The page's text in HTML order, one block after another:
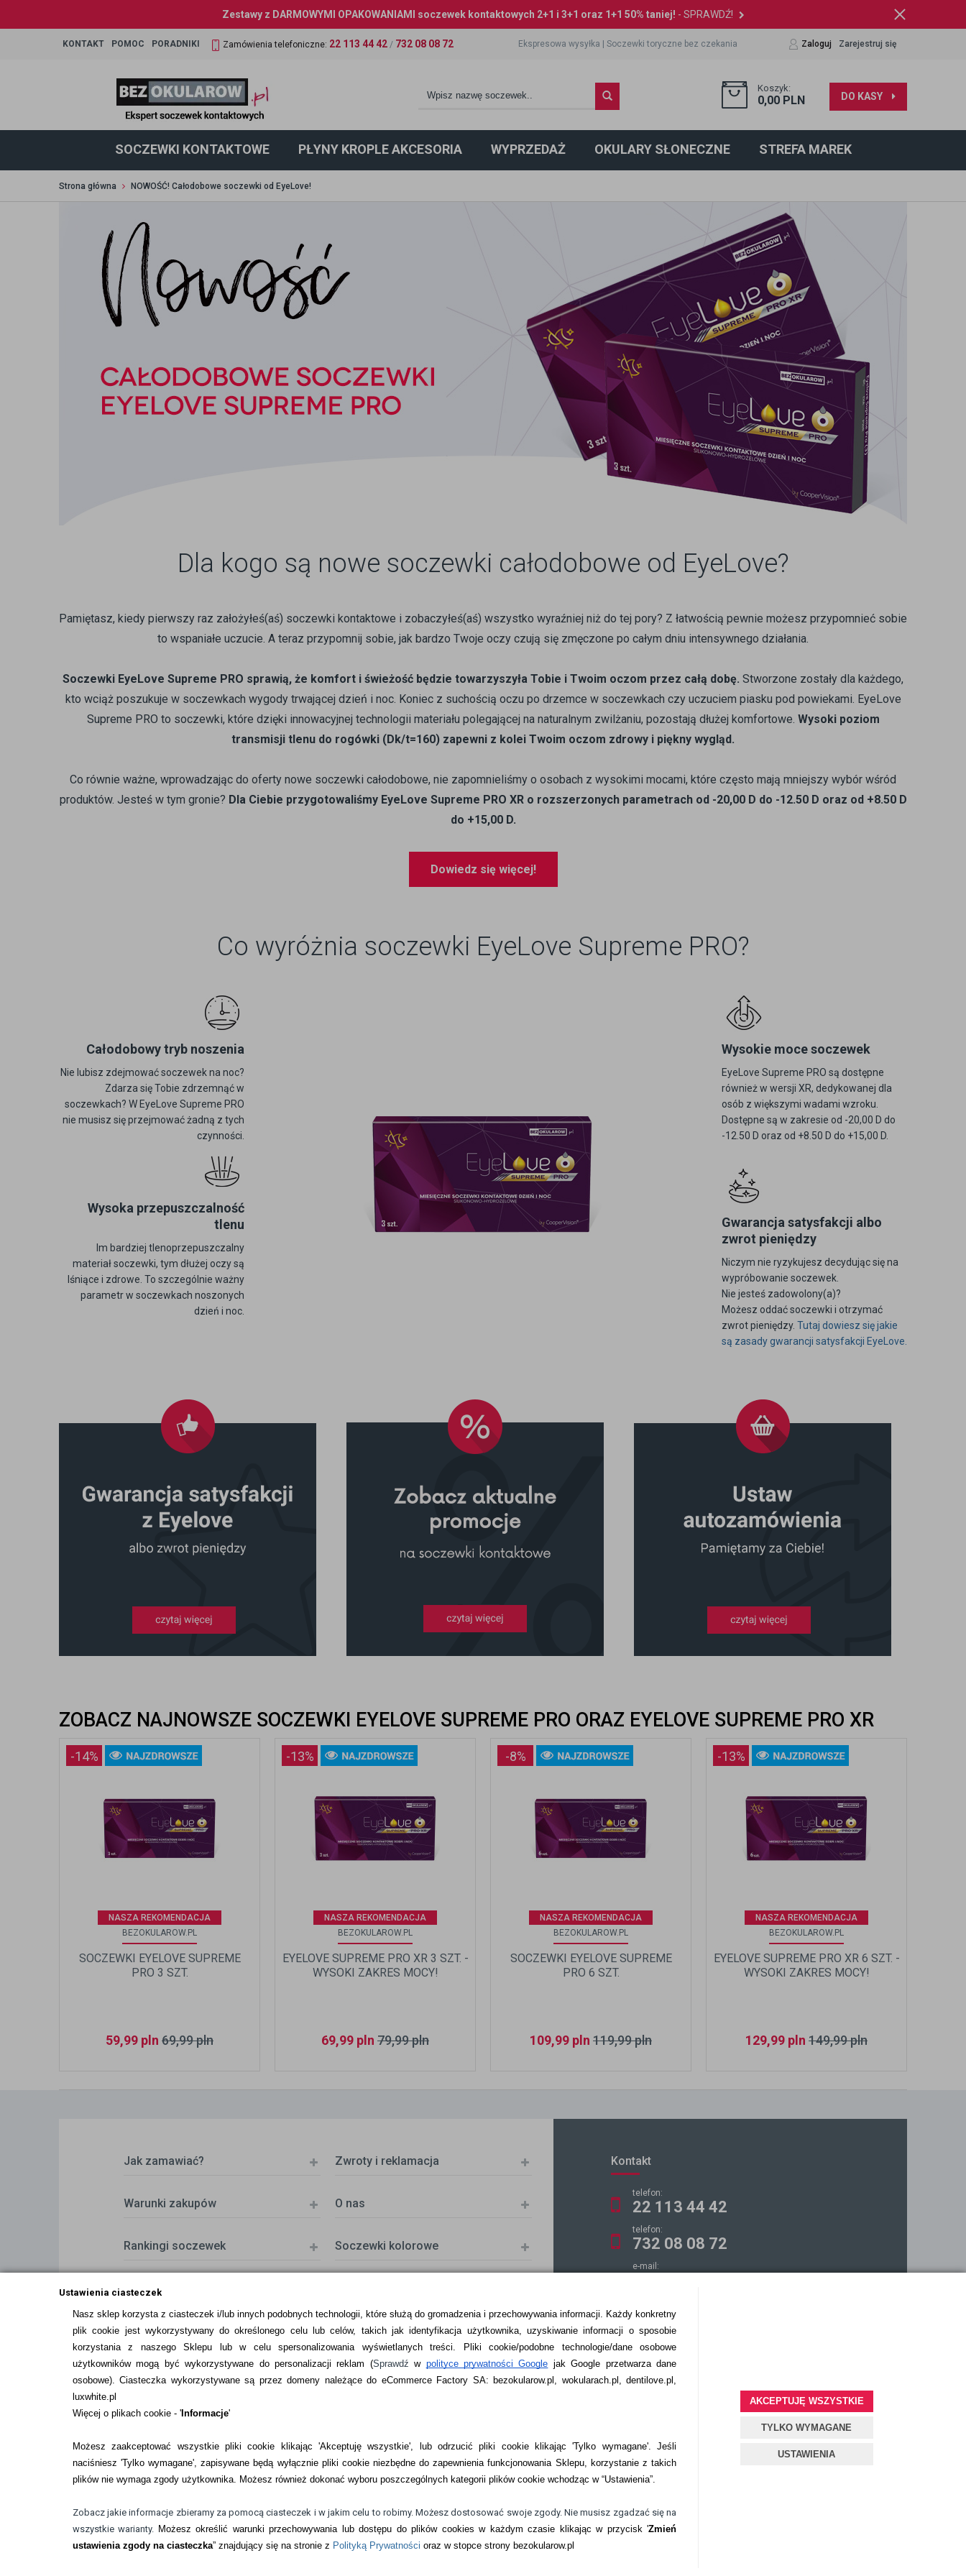
Ustawienia ciasteczek
Nasz sklep korzysta z ciasteczek i/lub innych podobnych technologii, które służą do gromadzenia i przechowywania informacji. Każdy konkretny
plik cookie jest wykorzystywany do określonego celu lub celów, takich jak identyfikacja użytkownika, uzyskiwanie informacji o sposobie
korzystania z naszego Sklepu lub w celu spersonalizowania wyświetlanych treści.
Pliki cookie/podobne technologie/dane osobowe
użytkowników mogą być wykorzystywane do personalizacji reklam (Sprawdźw polityce prywatności Google jak Google przetwarza dane
osobowe). Ciasteczka wykorzystywane są przez domeny należące do eCommerce Factory SA: bezokularow.pl, wokularach.pl, dentilove.pl,
luxwhite.pl
Więcej o plikach cookie - 'Informacje'
Możesz zaakceptować wszystkie pliki cookie klikając 'Akceptuję wszystkie', lub odrzucić pliki cookie klikając 'Tylko wymagane'. Jeśli
naciśniesz 'Tylko wymagane', zapisywane będą wyłącznie pliki cookie niezbędne do zapewnienia funkcjonowania Sklepu, korzystanie z takich
plików nie wymaga zgody użytkownika. Możesz również dokonać wyboru poszczególnych kategorii plików cookie wchodząc w “Ustawienia”.
Zobacz jakie informacje zbieramy za pomocą ciasteczek i w jakim celu to robimy. Możesz dostosować swoje zgody. Nie musisz zgadzać się na
wszystkie warianty. Możesz określić warunki przechowywania lub dostępu do plików cookies w każdym czasie klikając w przycisk 'Zmień
ustawienia zgody na ciasteczka” znajdujący się na stronie z Polityką Prywatności oraz w stopce strony bezokularow.pl
AKCEPTUJĘ WSZYSTKIE
TYLKO WYMAGANE
USTAWIENIA
Zestawy z DARMOWYMI OPAKOWANIAMI soczewek kontaktowych 2+1 i 3+1 oraz 1+1 50% taniej! - SPRAWDŹ!
KONTAKT POMOC PORADNIKI Zamówienia telefoniczne: 22 113 44 42 / 732 08 08 72 Ekspresowa wysyłka |Soczewki toryczne bez czekania Zaloguj Zarejestruj się
Koszyk:
0,00 PLN DO KASY
SOCZEWKI KONTAKTOWE PŁYNY KROPLE AKCESORIA WYPRZEDAŻ OKULARY SŁONECZNE STREFA MAREK
Strona główna NOWOŚĆ! Całodobowe soczewki od EyeLove!
Dla kogo są nowe soczewki całodobowe od EyeLove?
Pamiętasz, kiedy pierwszy raz założyłeś(aś) soczewki kontaktowe i zobaczyłeś(aś) wszystko wyraźniej niż do tej pory? Z łatwością pewnie możesz przypomnieć sobie
to wspaniałe uczucie. A teraz przypomnij sobie, jak bardzo Twoje oczy czują się zmęczone po całym dniu intensywnego działania.
Soczewki EyeLove Supreme PRO sprawią, że komfort i świeżość będzie towarzyszyła Tobie i Twoim oczom przez całą dobę. Stworzone zostały dla każdego,
kto wciąż poszukuje w soczewkach wygody trwającej dzień i noc. Koniec z suchością oczu po drzemce w soczewkach czy uczuciem piasku pod powiekami. EyeLove
Supreme PRO to soczewki, które dzięki innowacyjnej technologii materiału polegającej na naturalnym zwilżaniu, pozostają dłużej komfortowe. Wysoki poziom
transmisji tlenu do rogówki (Dk/t=160) zapewni z kolei Twoim oczom zdrowy i piękny wygląd.
Co równie ważne, wprowadzając do oferty nowe soczewki całodobowe, nie zapomnieliśmy o osobach z wysokimi mocami, które często mają mniejszy wybór wśród
produktów. Jesteś w tym gronie? Dla Ciebie przygotowaliśmy EyeLove Supreme PRO XR o rozszerzonych parametrach od -20,00 D do -12.50 D oraz od +8.50 D
do +15,00 D.
Dowiedz się więcej!
Co wyróżnia soczewki EyeLove Supreme PRO?
Całodobowy tryb noszenia
Nie lubisz zdejmować soczewek na noc?
Zdarza się Tobie zdrzemnąć w
soczewkach? W EyeLove Supreme PRO
nie musisz się przejmować żadną z tych
czynności.
Wysoka przepuszczalność
tlenu
Im bardziej tlenoprzepuszczalny
materiał soczewki, tym dłużej oczy są
lśniące i zdrowe. To szczególnie ważny
parametr w soczewkach noszonych
dzień i noc.
Wysokie moce soczewek
EyeLove Supreme PRO są dostępne
również w wersji XR, dedykowanej dla
osób z większymi wadami wzroku.
Dostępne są w zakresie od -20,00 D do
-12.50 D oraz od +8.50 D do +15,00 D.
Gwarancja satysfakcji albo
zwrot pieniędzy
Niczym nie ryzykujesz decydując się na
wypróbowanie soczewek.
Nie jesteś zadowolony(a)?
Możesz oddać soczewki i otrzymać
zwrot pieniędzy. Tutaj dowiesz się jakie
są zasady gwarancji satysfakcji EyeLove.
ZOBACZ NAJNOWSZE SOCZEWKI EYELOVE SUPREME PRO ORAZ EYELOVE SUPREME PRO XR
-14%
NASZA REKOMENDACJA
BEZOKULAROW.PL
SOCZEWKI EYELOVE SUPREME
PRO 3 SZT.
59,99 pln 69,99pln
-13%
NASZA REKOMENDACJA
BEZOKULAROW.PL
EYELOVE SUPREME PRO XR 3 SZT. -
WYSOKI ZAKRES MOCY!
69,99 pln 79,99pln
-8%
NASZA REKOMENDACJA
BEZOKULAROW.PL
SOCZEWKI EYELOVE SUPREME
PRO 6 SZT.
109,99 pln 119,99pln
-13%
NASZA REKOMENDACJA
BEZOKULAROW.PL
EYELOVE SUPREME PRO XR 6 SZT. -
WYSOKI ZAKRES MOCY!
129,99 pln 149,99pln
Jak zamawiać? Zwroty i reklamacja
Warunki zakupów O nas
Rankingi soczewek Soczewki kolorowe
Zwrot (odstąpienie od umowy)
ZMIEŃ USTAWIENIA ZGODY NA CIASTECZKA
Kontakt
telefon:
22 113 44 42
telefon:
732 08 08 72
e-mail:
Pobierz z Pobierz z
© Copyright byBEZOKULARÓW.PL | soczewki kontaktowe i płyny do soczewek